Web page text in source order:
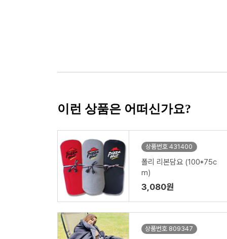
이런 상품은 어떠신가요?
상품번호 431400
폴리 리본담요 (100*75c
m)
3,080원
상품번호 809347